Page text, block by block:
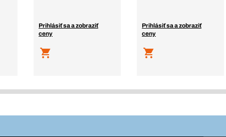
Prihlásiť sa a zobraziť
ceny
Prihlásiť sa a zobraziť
ceny